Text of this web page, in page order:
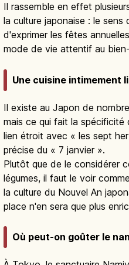
Il rassemble en effet
la culture japonaise : le sens
d'exprimer les fêtes
mode de vie attentif au
Une cuisine intimement
Il existe au Japon de
mais ce qui fait la spécificité
lien étroit avec « les sept
précise du « 7 janvier ».
Plutôt que de le considérer
légumes, il faut le voir
la culture du Nouvel An
place n'en sera que plus
Où peut-on goûter le